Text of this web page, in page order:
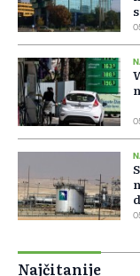
Najčitanije